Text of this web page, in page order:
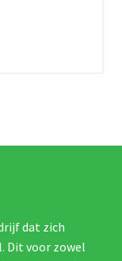
dat zich
Dit voor zowel